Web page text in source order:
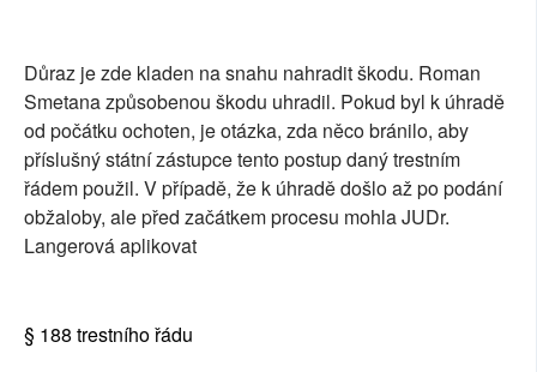
Důraz je zde kladen na snahu nahradit škodu. Roman
Smetana způsobenou škodu uhradil. Pokud byl k úhradě
od počátku ochoten, je otázka, zda něco bránilo, aby
příslušný státní zástupce tento postup daný trestním
řádem použil. V případě, že k úhradě došlo až po podání
obžaloby, ale před začátkem procesu mohla JUDr.
Langerová aplikovat
§ 188 trestního řádu